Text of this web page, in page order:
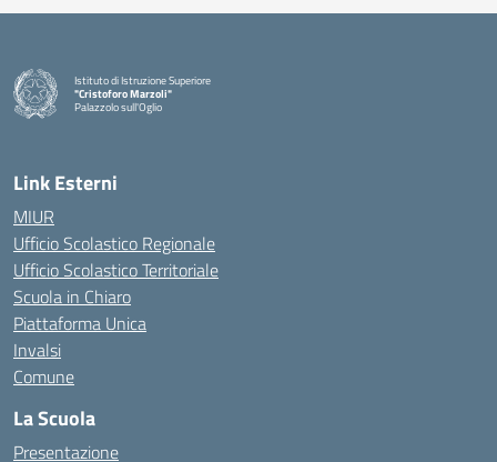
Istituto di Istruzione Superiore
"Cristoforo Marzoli"
Palazzolo sull'Oglio
— Visita la pagina iniziale della scuola
Link Esterni
MIUR
Ufficio Scolastico Regionale
Ufficio Scolastico Territoriale
Scuola in Chiaro
Piattaforma Unica
Invalsi
Comune
La Scuola
Presentazione